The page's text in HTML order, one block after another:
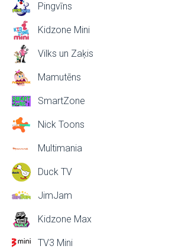
Pingvīns
Kidzone Mini
Vilks un Zaķis
Mamutēns
SmartZone
Nick Toons
Multimania
Duck TV
JimJam
Kidzone Max
TV3 Mini